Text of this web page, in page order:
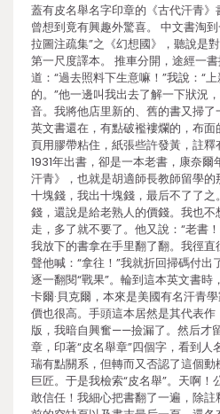
蓋有皮名舉名字印章的《古代汗青
曾想到竟有興趣外驚喜。 中文書淘
拉圖注疏集”之《幻想國》，聽說是
第一尺度譯本。 推車分開，途經一
道：“過去照料下生意嘛！”我說：“
的。”他一邊叫我出去了解一下狀況
音。我將他店里新的、舊的書又掃
英文書還在，有點破襤褸爛的，布
頁用膠帶粘住，紙張些許發黃，註釋
1931年出書，卻是一本老書，康奈
汗青》，也就是胡適師長教師留學
十塊錢，我出十塊錢，最后不了了
錢，還說是給老熟人的價錢。我也
走，多了就不要了。他又說：“老書
我放下的書拿在手里翻了翻。我徑
聲他喊：“拿往！”我就折回掃碼付出
逐一翻閱“戰果”。輪到這本英文書時
卡爾·貝克爾，本來是美國有名汗青
價也很高。手頭這本居然是其代表作
版，我暗自興奮——撿漏了。然后才
章，印著“皮名舉章”四個字，看到
瑞有點關系，但轉而又否認了這個
巨匠。于是我檢索“皮名舉”。天啊
敢信任！我細心把書翻了一遍，除